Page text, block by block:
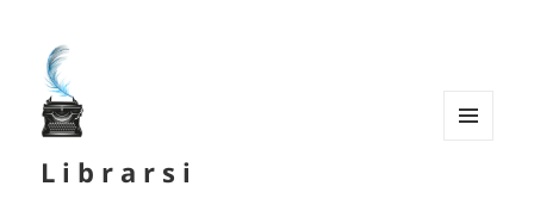
L i b r a r s i